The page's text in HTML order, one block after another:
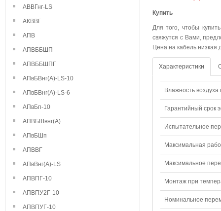
АВВГнг-LS
АКВВГ
АПВ
АПВББШП
АПВББШПГ
АПвБВнг(А)-LS-10
АПвБВнг(А)-LS-6
АПвБп-10
АПВБШвнг(А)
АПвБШп
АПВВГ
АПвВнг(А)-LS
АПВПГ-10
АПВПУ2Г-10
АПВПУГ-10
Для того, чтобы
свяжутся с Вами,
Цена на кабель низкая
Характеристики
Влажность воздуха
Гарантийный срок
Испытательное
Максимальная
Максимальное
Монтаж при
Номинальное